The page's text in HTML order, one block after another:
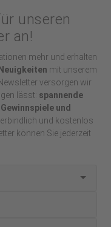
unseren
an!
mehr und erhalten
Neuigkeiten mit unserem
versorgen wir
lässt: spannende
Gewinnspiele und
und kostenlos
können Sie jederzeit